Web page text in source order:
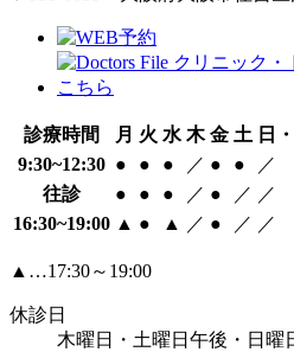
診療時間 月 火 水 木 金 土 日
9:30~12:30 ● ● ● ／ ● ●
／
往診
● ● ● ／ ● ／ ／
16:30~19:00 ▲ ● ▲ ／ ● ／ ／
▲…17:30～19:00
休診日
木曜日・土曜日午後・日曜